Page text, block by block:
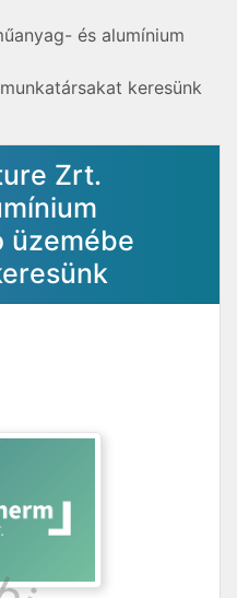
és alumínium
keresünk
Zrt.
üzemébe